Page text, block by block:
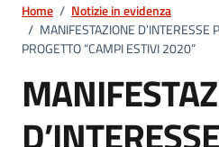
Home / Notizie in evidenza
/ MANIFESTAZIONE
PROGETTO “CAMPI ESTIVI 2020”